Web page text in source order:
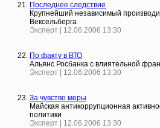
Последнее следствие
Крупнейший независимый
Вексельберга
Эксперт | 12.06.2006 13:30
По факту в ВТО
Альянс Росбанка с влиятельной
Эксперт | 12.06.2006 13:30
За чувство меры
Майская антикоррупционная
политики
Эксперт | 12.06.2006 13:30